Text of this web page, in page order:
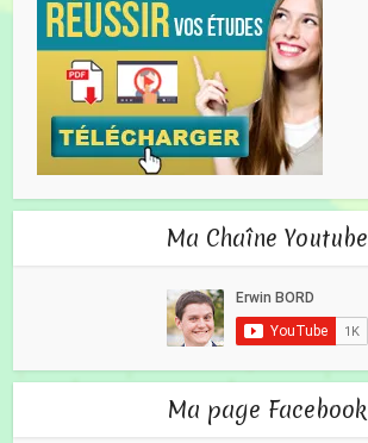
Ma Chaîne Youtube
Ma page Facebook